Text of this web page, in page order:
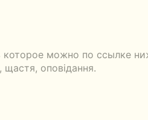
которое можно по ссылке
оповідання.